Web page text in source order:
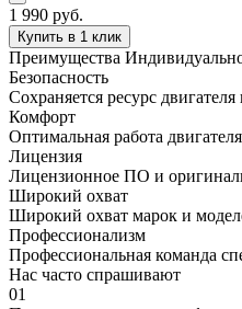
1 990 руб.
Купить в 1 клик
Преимущества
Безопасность
Сохраняется ресурс
Комфорт
Оптимальная работа
Лицензия
Лицензионное ПО и
Широкий охват
Широкий охват марок и
Профессионализм
Профессиональная команда
Нас часто спрашивают
01